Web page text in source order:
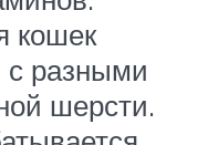
кошек
с разными
шерсти.